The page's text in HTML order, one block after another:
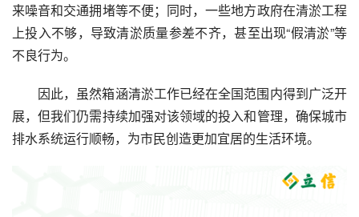
来噪音和交通拥堵等不便；同时，一些地方政府在清淤工程
上投入不够，导致清淤质量参差不齐，甚至出现“假清淤”等
不良行为。
因此，虽然箱涵清淤工作已经在全国范围内得到广泛开
展，但我们仍需持续加强对该领域的投入和管理，确保城市
排水系统运行顺畅，为市民创造更加宜居的生活环境。